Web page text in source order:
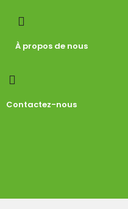
À propos de nous
Contactez-nous